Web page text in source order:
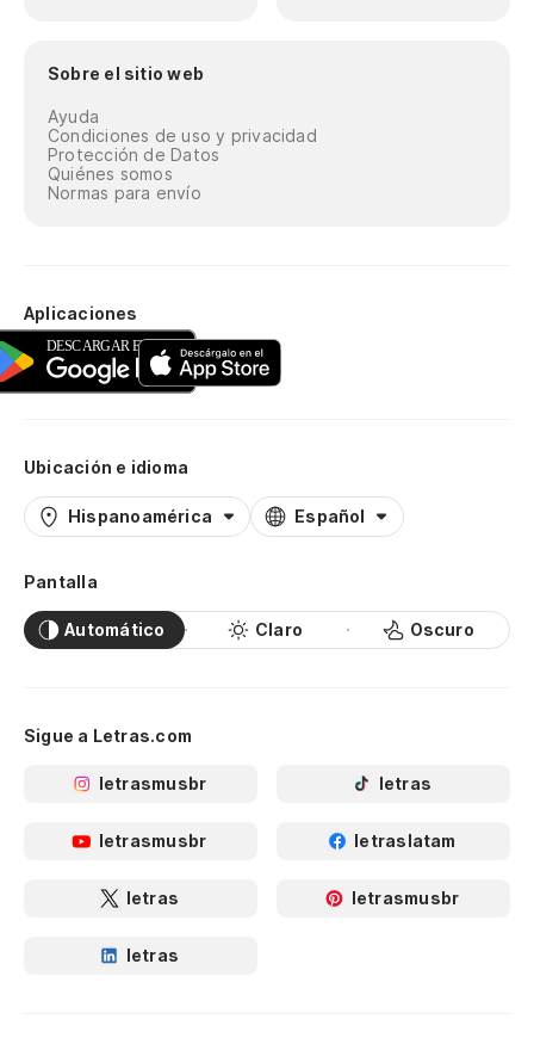
Sobre el sitio web
Ayuda
Condiciones de uso y privacidad
Protección de Datos
Quiénes somos
Normas para envío
Aplicaciones
Ubicación e idioma
Hispanoamérica Español
Pantalla
Automático Claro Oscuro
Sigue a Letras.com
letrasmusbr letras
letrasmusbr letraslatam
letras letrasmusbr
letras